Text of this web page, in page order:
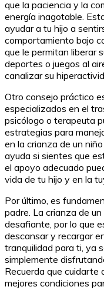
que la paciencia y la
energía inagotable.
ayudar a tu hijo a
comportamiento bajo
que le permitan liberar
deportes o juegos al
canalizar su
Otro consejo práctico
especializados en el
psicólogo o terapeuta
estrategias para
en la crianza de un
ayuda si sientes que
el apoyo adecuado
vida de tu hijo y en la
Por último, es
padre. La crianza de
desafiante, por lo que
descansar y recargar
tranquilidad para ti, ya
simplemente
Recuerda que cuidarte
mejores condiciones